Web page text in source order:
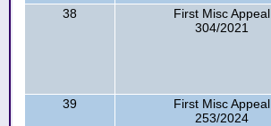
38
First Misc Appeal
304/2021
39
First Misc Appeal
253/2024